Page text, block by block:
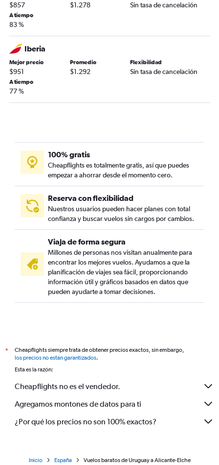
$857 $1.278 Sin tasa de cancelación
A tiempo
83 %
Iberia
Mejor precio
$951
Promedio
$1.292
Flexibilidad
Sin tasa de cancelación
A tiempo
77 %
100% gratis
Cheapflights es totalmente gratis, así que puedes
empezar a ahorrar desde el momento cero.
Reserva con flexibilidad
Nuestros usuarios pueden hacer planes con total
confianza y buscar vuelos sin cargos por cambios.
Viaja de forma segura
Millones de personas nos visitan anualmente para
encontrar los mejores vuelos. Ayudamos a que la
planificación de viajes sea fácil, proporcionando
información útil y gráficos basados en datos que
pueden ayudarte a tomar decisiones.
*
Cheapflights siempre trata de obtener precios exactos, sin embargo,
los precios no están garantizados.
Esta es la razón:
Cheapflights no es el vendedor.
Agregamos montones de datos para ti
¿Por qué los precios no son 100% exactos?
Inicio España Vuelos baratos de Uruguay a Alicante-Elche